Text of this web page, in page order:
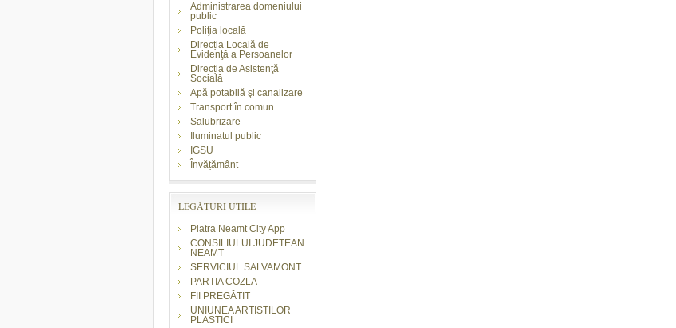
Administrarea domeniului
public
Poliţia locală
Direcția Locală de
Evidenţă a Persoanelor
Direcția de Asistenţă
Socială
Apă potabilă şi canalizare
Transport în comun
Salubrizare
Iluminatul public
IGSU
Învățământ
LEGĂTURI UTILE
Piatra Neamt City App
CONSILIULUI JUDETEAN
NEAMT
SERVICIUL SALVAMONT
PARTIA COZLA
FII PREGĂTIT
UNIUNEA ARTISTILOR
PLASTICI